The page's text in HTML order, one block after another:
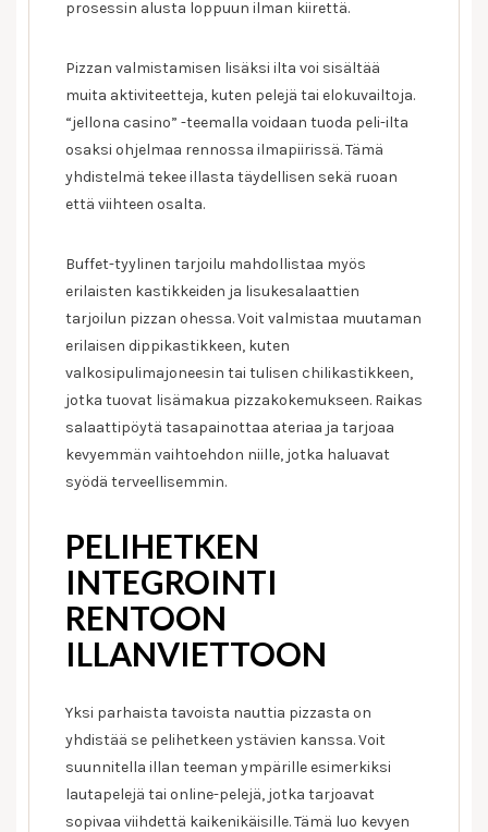
prosessin alusta loppuun ilman kiirettä.
Pizzan valmistamisen lisäksi ilta voi sisältää
muita aktiviteetteja, kuten pelejä tai elokuvailtoja.
“jellona casino” -teemalla voidaan tuoda peli-ilta
osaksi ohjelmaa rennossa ilmapiirissä. Tämä
yhdistelmä tekee illasta täydellisen sekä ruoan
että viihteen osalta.
Buffet-tyylinen tarjoilu mahdollistaa myös
erilaisten kastikkeiden ja lisukesalaattien
tarjoilun pizzan ohessa. Voit valmistaa muutaman
erilaisen dippikastikkeen, kuten
valkosipulimajoneesin tai tulisen chilikastikkeen,
jotka tuovat lisämakua pizzakokemukseen. Raikas
salaattipöytä tasapainottaa ateriaa ja tarjoaa
kevyemmän vaihtoehdon niille, jotka haluavat
syödä terveellisemmin.
PELIHETKEN
INTEGROINTI
RENTOON
ILLANVIETTOON
Yksi parhaista tavoista nauttia pizzasta on
yhdistää se pelihetkeen ystävien kanssa. Voit
suunnitella illan teeman ympärille esimerkiksi
lautapelejä tai online-pelejä, jotka tarjoavat
sopivaa viihdettä kaikenikäisille. Tämä luo kevyen